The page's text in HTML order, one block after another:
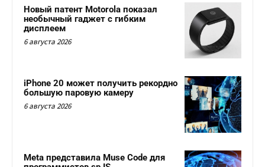
Новый патент Motorola показал
необычный гаджет с гибким
дисплеем
6 августа 2026
iPhone 20 может получить рекордно
большую паровую камеру
6 августа 2026
Meta представила Muse Code для